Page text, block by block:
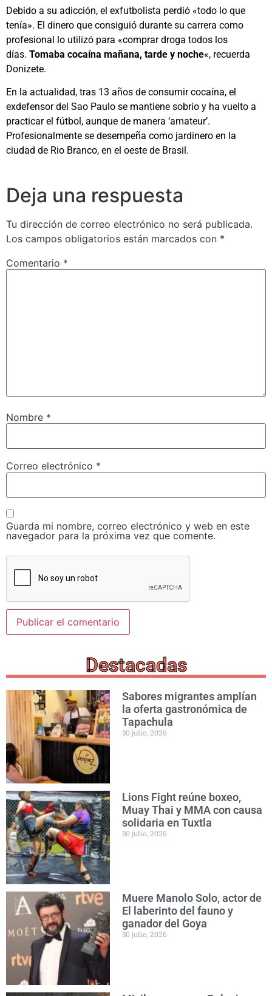
Debido a su adicción, el exfutbolista perdió «todo lo que
tenía». El dinero que consiguió durante su carrera como
profesional lo utilizó para «comprar droga todos los
días. Tomaba cocaína mañana, tarde y noche«, recuerda
Donizete.
En la actualidad, tras 13 años de consumir cocaína, el
exdefensor del Sao Paulo se mantiene sobrio y ha vuelto a
practicar el fútbol, aunque de manera ‘amateur’.
Profesionalmente se desempeña como jardinero en la
ciudad de Rio Branco, en el oeste de Brasil.
Deja una respuesta
Tu dirección de correo electrónico no será publicada.
Los campos obligatorios están marcados con *
Comentario *
Nombre *
Correo electrónico *
Guarda mi nombre, correo electrónico y web en este
navegador para la próxima vez que comente.
Destacadas
Sabores migrantes amplían
la oferta gastronómica de
Tapachula
30 julio, 2026
Lions Fight reúne boxeo,
Muay Thai y MMA con causa
solidaria en Tuxtla
30 julio, 2026
Muere Manolo Solo, actor de
El laberinto del fauno y
ganador del Goya
30 julio, 2026